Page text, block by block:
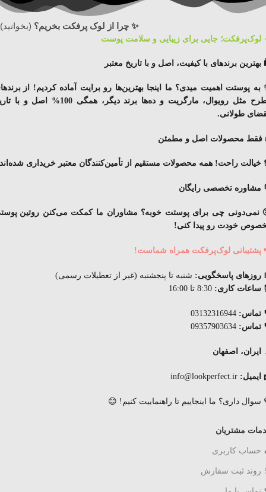
✨ چرا از لوک پرفکت بخریم؟ (بخوانید)
لوک‌پرفکت؛ جایی برای زیبایی و سلامت پوست
برندهای با کیفیت، اصل و با تاریخ معتبر
به پوستت اهمیت میدی؟ ما اینجا بهترین‌ها رو برایت آماده کردیم!
از
مثل رویوال، مارگریت و ده‌ها برند دیگر ، همگی 100% اصل و با
طولانی.
فقط محصولات اصل و مطمئن
خیالت راحت! همه محصولات مستقیم از تأمین‌کنندگان معتبر خریداری
مشاوره تخصصی رایگان
نمی‌دونی چی برای پوستت خوبه؟ مشاوران ما کمکت می‌کنن روتین
خودت رو پیدا کنی!
پشتیبانی لوک‌پرفکت همراه شماست!
روزهای پاسخگویی: شنبه تا پنجشنبه (غیر از تعطیلات رسمی)
ساعات کاری:
تماس:
تماس:
ایران، اصفهان
ایمیل:
سوال داری؟ ما اینجاییم تا راهنماییت کنیم! 😊
مشتریان
حساب کاربری
روند ثبت سفارش